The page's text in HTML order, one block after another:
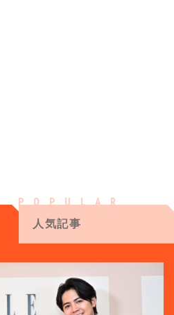
人気記事